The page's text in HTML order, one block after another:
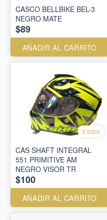
CASCO BELLBIKE BEL-3
NEGRO MATE
$89
AÑADIR AL CARRITO
3 fotos
CAS SHAFT INTEGRAL
551 PRIMITIVE AM
NEGRO VISOR TR
$100
AÑADIR AL CARRITO